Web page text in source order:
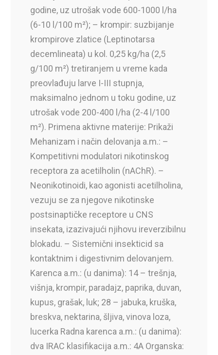
godine, uz utrošak vode 600-1000 l/ha
(6-10 l/100 m²); – krompir: suzbijanje
krompirove zlatice (Leptinotarsa
decemlineata) u kol. 0,25 kg/ha (2,5
g/100 m²) tretiranjem u vreme kada
preovlađuju larve I-III stupnja,
maksimalno jednom u toku godine, uz
utrošak vode 200-400 l/ha (2-4 l/100
m²). Primena aktivne materije: Prikaži
Mehanizam i način delovanja a.m.: –
Kompetitivni modulatori nikotinskog
receptora za acetilholin (nAChR). –
Neonikotinoidi, kao agonisti acetilholina,
vezuju se za njegove nikotinske
postsinaptičke receptore u CNS
insekata, izazivajući njihovu ireverzibilnu
blokadu. – Sistemični insekticid sa
kontaktnim i digestivnim delovanjem.
Karenca a.m.: (u danima): 14 – trešnja,
višnja, krompir, paradajz, paprika, duvan,
kupus, grašak, luk; 28 – jabuka, kruška,
breskva, nektarina, šljiva, vinova loza,
lucerka Radna karenca a.m.: (u danima):
dva IRAC klasifikacija a.m.: 4A Organska: